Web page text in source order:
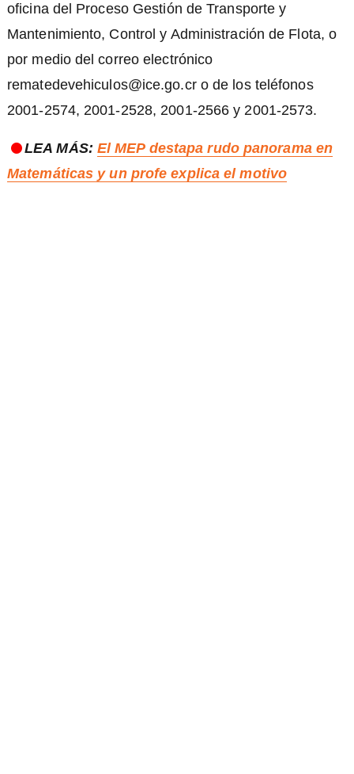
oficina del Proceso Gestión de Transporte y
Mantenimiento, Control y Administración de Flota, o
por medio del correo electrónico
rematedevehiculos@ice.go.cr o de los teléfonos
2001-2574, 2001-2528, 2001-2566 y 2001-2573.
LEA MÁS: El MEP destapa rudo panorama en
Matemáticas y un profe explica el motivo